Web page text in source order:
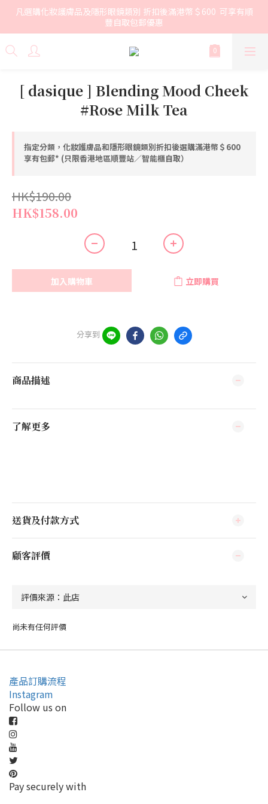
凡選購化妝護膚品及隱形眼鏡類別 折扣後滿港幣＄600  可享有順
豐自取包郵優惠
[ dasique ] Blending Mood Cheek
#Rose Milk Tea
指定分類，化妝護膚品和隱形眼鏡類別折扣後選購滿港幣＄600
享有包郵* (只限香港地區順豐站／智能櫃自取）
HK$190.00
HK$158.00
加入購物車 立即購買
分享到
商品描述
了解更多
送貨及付款方式
顧客評價
尚未有任何評價
產品訂購流程
Instagram
Follow us on
Pay securely with